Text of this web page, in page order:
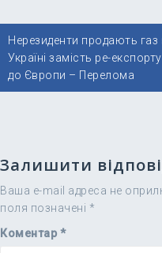
Навігація
записів
Нерезиденти продають газ
Україні замість ре-експорту
до Європи – Перелома
Залишити
Ваша e-mail адреса не
поля позначені *
Коментар *